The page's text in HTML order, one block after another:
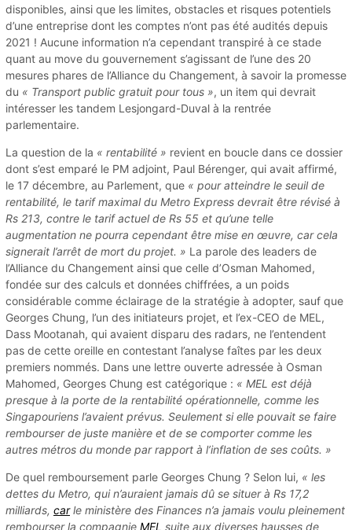
disponibles, ainsi que les limites, obstacles et risques potentiels
d’une entreprise dont les comptes n’ont pas été audités depuis
2021 ! Aucune information n’a cependant transpiré à ce stade
quant au move du gouvernement s’agissant de l’une des 20
mesures phares de l’Alliance du Changement, à savoir la promesse
du « Transport public gratuit pour tous », un item qui devrait
intéresser les tandem Lesjongard-Duval à la rentrée
parlementaire.
La question de la « rentabilité » revient en boucle dans ce dossier
dont s’est emparé le PM adjoint, Paul Bérenger, qui avait affirmé,
le 17 décembre, au Parlement, que « pour atteindre le seuil de
rentabilité, le tarif maximal du Metro Express devrait être révisé à
Rs 213, contre le tarif actuel de Rs 55 et qu’une telle
augmentation ne pourra cependant être mise en œuvre, car cela
signerait l’arrêt de mort du projet. » La parole des leaders de
l’Alliance du Changement ainsi que celle d’Osman Mahomed,
fondée sur des calculs et données chiffrées, a un poids
considérable comme éclairage de la stratégie à adopter, sauf que
Georges Chung, l’un des initiateurs projet, et l’ex-CEO de MEL,
Dass Mootanah, qui avaient disparu des radars, ne l’entendent
pas de cette oreille en contestant l’analyse faîtes par les deux
premiers nommés. Dans une lettre ouverte adressée à Osman
Mahomed, Georges Chung est catégorique : « MEL est déjà
presque à la porte de la rentabilité opérationnelle, comme les
Singapouriens l’avaient prévus. Seulement si elle pouvait se faire
rembourser de juste manière et de se comporter comme les
autres métros du monde par rapport à l’inflation de ses coûts. »
De quel remboursement parle Georges Chung ? Selon lui, « les
dettes du Metro, qui n’auraient jamais dû se situer à Rs 17,2
milliards, carle ministère des Finances n’a jamais voulu pleinement
rembourser la compagnie MEL suite aux diverses hausses de